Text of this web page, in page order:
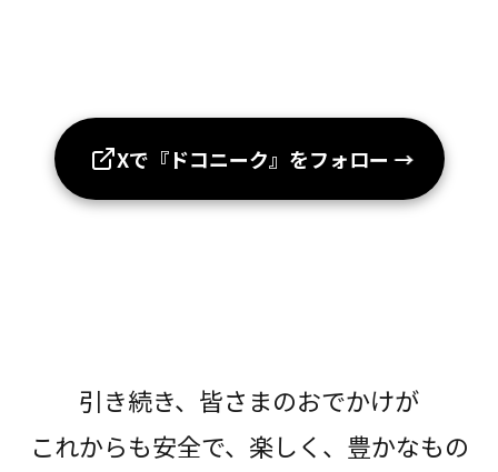
Xで『ドコニーク』をフォロー →
引き続き、皆さまのおでかけが
これからも安全で、楽しく、豊かなもの